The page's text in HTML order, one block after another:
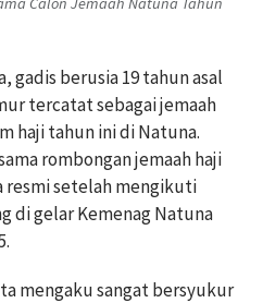
gadis berusia 19 tahun asal
tercatat sebagai jemaah
haji tahun ini di Natuna.
rombongan jemaah haji
resmi setelah mengikuti
di gelar Kemenag Natuna
mengaku sangat bersyukur